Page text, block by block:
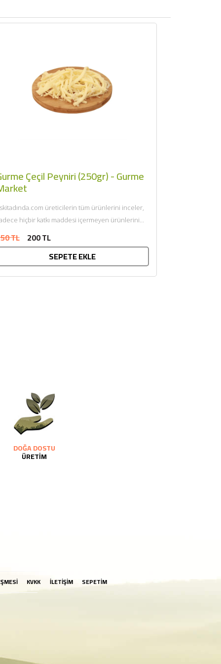
Çeçil Peyniri (250gr) - Gurme
üreticilerin tüm ürünlerini inceler,
hiçbir katkı maddesi içermeyen ürünlerini
TL 200 TL
SEPETE EKLE
DOĞA DOSTU
ÜRETİM
KVKK İLETİŞİM SEPETİM